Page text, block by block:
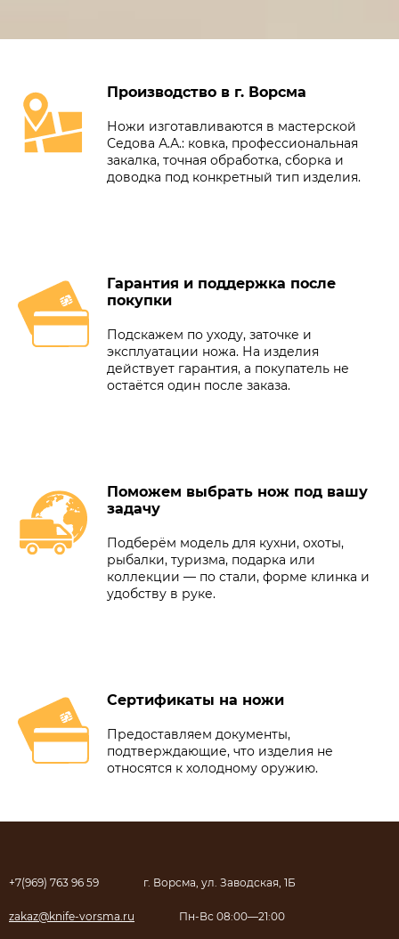
Производство в г. Ворсма
Ножи изготавливаются в мастерской
Седова А.А.: ковка, профессиональная
закалка, точная обработка, сборка и
доводка под конкретный тип изделия.
Гарантия и поддержка после
покупки
Подскажем по уходу, заточке и
эксплуатации ножа. На изделия
действует гарантия, а покупатель не
остаётся один после заказа.
Поможем выбрать нож под вашу
задачу
Подберём модель для кухни, охоты,
рыбалки, туризма, подарка или
коллекции — по стали, форме клинка и
удобству в руке.
Сертификаты на ножи
Предоставляем документы,
подтверждающие, что изделия не
относятся к холодному оружию.
+7(969) 763 96 59 г. Ворсма, ул. Заводская, 1Б
zakaz@knife-vorsma.ru Пн-Вс 08:00—21:00